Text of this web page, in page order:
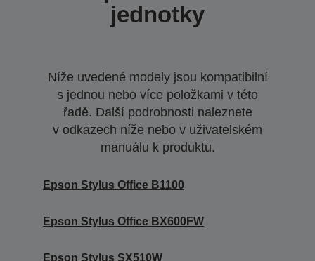
jednotky
Níže uvedené modely jsou kompatibilní
s jednou nebo více položkami v této
řadě. Další podrobnosti naleznete
v odkazech níže nebo v uživatelském
manuálu k produktu.
Epson Stylus Office B1100
Epson Stylus Office BX600FW
Epson Stylus SX510W